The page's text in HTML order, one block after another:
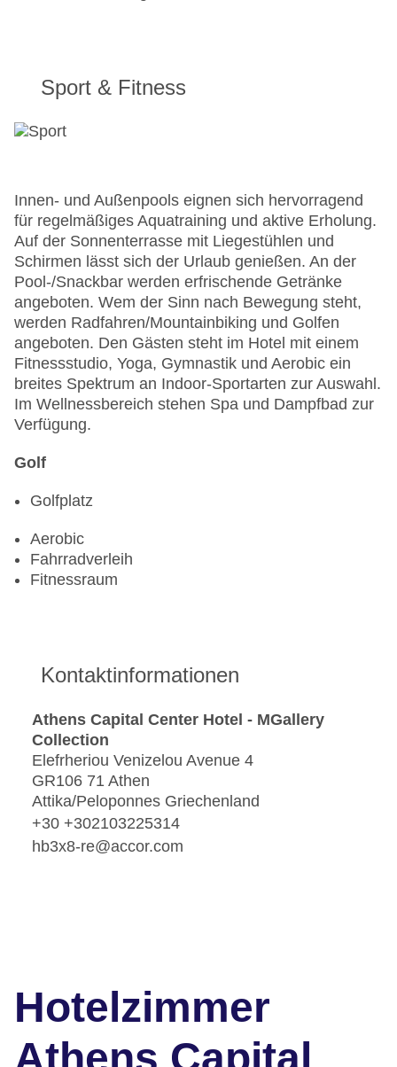
Sport & Fitness
Innen- und Außenpools eignen sich hervorragend
für regelmäßiges Aquatraining und aktive Erholung.
Auf der Sonnenterrasse mit Liegestühlen und
Schirmen lässt sich der Urlaub genießen. An der
Pool-/Snackbar werden erfrischende Getränke
angeboten. Wem der Sinn nach Bewegung steht,
werden Radfahren/Mountainbiking und Golfen
angeboten. Den Gästen steht im Hotel mit einem
Fitnessstudio, Yoga, Gymnastik und Aerobic ein
breites Spektrum an Indoor-Sportarten zur Auswahl.
Im Wellnessbereich stehen Spa und Dampfbad zur
Verfügung.
Golf
Golfplatz
Aerobic
Fahrradverleih
Fitnessraum
Kontaktinformationen
Athens Capital Center Hotel - MGallery
Collection
Elefrheriou Venizelou Avenue 4
GR106 71 Athen
Attika/Peloponnes Griechenland
+30 +302103225314
hb3x8-re@accor.com
Hotelzimmer